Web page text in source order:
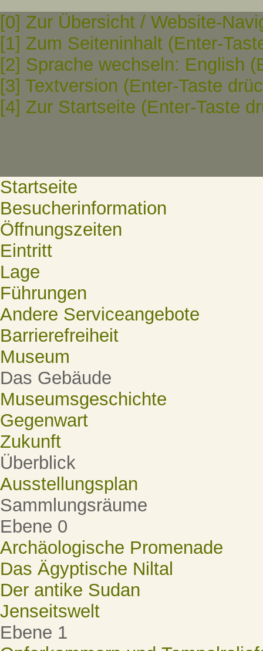
[0] Zur Übersicht / Website-
[1] Zum Seiteninhalt (Enter-
[2] Sprache wechseln: English
[3] Textversion (Enter-Taste
[4] Zur Startseite (Enter-Taste
Startseite
Besucherinformation
Öffnungszeiten
Eintritt
Lage
Führungen
Andere Serviceangebote
Barrierefreiheit
Museum
Das Gebäude
Museumsgeschichte
Gegenwart
Zukunft
Überblick
Ausstellungsplan
Sammlungsräume
Ebene 0
Archäologische Promenade
Das Ägyptische Niltal
Der antike Sudan
Jenseitswelt
Ebene 1